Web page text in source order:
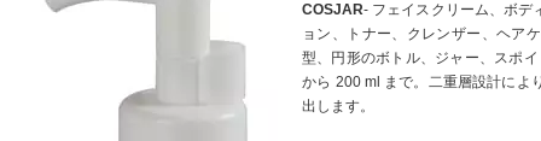
COSJAR- フェイスクリーム、ボデ
ョン、トナー、クレンザー、ヘア
型、円形のボトル、ジャー、スポ
から 200 ml まで。二重層設計によ
出します。